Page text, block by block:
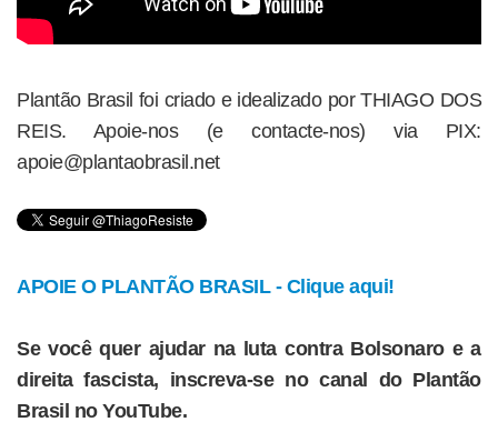
Plantão Brasil foi criado e idealizado por THIAGO DOS
REIS. Apoie-nos (e contacte-nos) via PIX:
apoie@plantaobrasil.net
APOIE O PLANTÃO BRASIL - Clique aqui!
Se você quer ajudar na luta contra Bolsonaro e a
direita fascista, inscreva-se no canal do Plantão
Brasil no YouTube.